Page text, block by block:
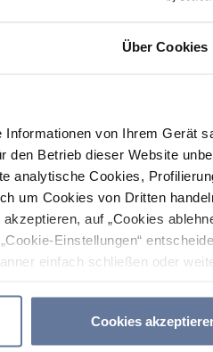
Über Cookies
von Ihrem Gerät
den Betrieb dieser Website
analytische Cookies,
um Cookies von Dritten
auf „Cookies
Einstellungen“
einfach schließen oder
Cookies